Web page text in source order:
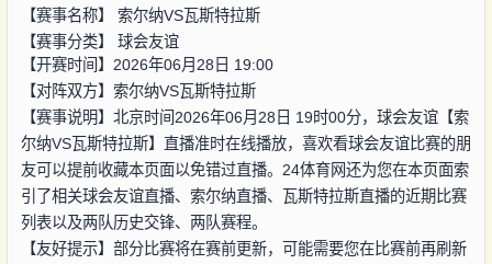
【赛事名称】 索尔纳VS瓦斯特拉斯
【赛事分类】 球会友谊
【开赛时间】2026年06月28日 19:00
【对阵双方】 索尔纳VS瓦斯特拉斯
【赛事说明】北京时间2026年06月28日 19时00分，球会友谊【索
尔纳VS瓦斯特拉斯】直播准时在线播放，喜欢看球会友谊比赛的朋
友可以提前收藏本页面以免错过直播。24体育网还为您在本页面索
引了相关球会友谊直播、索尔纳直播、瓦斯特拉斯直播的近期比赛
列表以及两队历史交锋、两队赛程。
【友好提示】部分比赛将在赛前更新，可能需要您在比赛前再刷新